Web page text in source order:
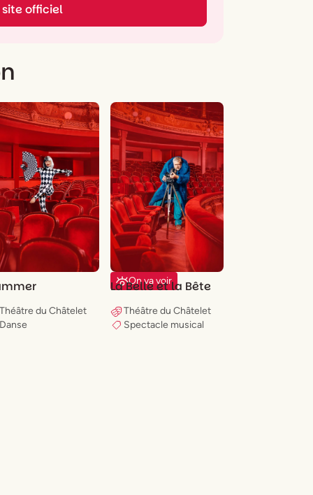
site officiel
Théâtre du Châtelet
Danse
On va voir
La Belle et la Bête
Théâtre du Châtelet
Spectacle musical